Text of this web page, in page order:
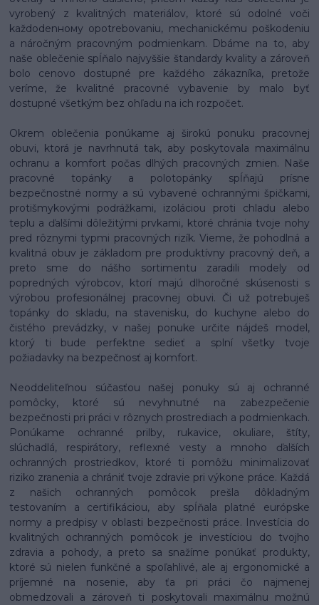
vyrobený z kvalitných materiálov, ktoré sú odolné voči
každodenному opotrebovaniu, mechanickému poškodeniu
a náročným pracovným podmienkam. Dbáme na to, aby
naše oblečenie spĺňalo najvyššie štandardy kvality a zároveň
bolo cenovo dostupné pre každého zákazníka, pretože
veríme, že kvalitné pracovné vybavenie by malo byť
dostupné všetkým bez ohľadu na ich rozpočet.
Okrem oblečenia ponúkame aj širokú ponuku pracovnej
obuvi, ktorá je navrhnutá tak, aby poskytovala maximálnu
ochranu a komfort počas dlhých pracovných zmien. Naše
pracovné topánky a polotopánky spĺňajú prísne
bezpečnostné normy a sú vybavené ochrannými špičkami,
protišmykovými podrážkami, izoláciou proti chladu alebo
teplu a ďalšími dôležitými prvkami, ktoré chránia tvoje nohy
pred rôznymi typmi pracovných rizík. Vieme, že pohodlná a
kvalitná obuv je základom pre produktívny pracovný deň, a
preto sme do nášho sortimentu zaradili modely od
popredných výrobcov, ktorí majú dlhoročné skúsenosti s
výrobou profesionálnej pracovnej obuvi. Či už potrebuješ
topánky do skladu, na stavenisku, do kuchyne alebo do
čistého prevádzky, v našej ponuke určite nájdeš model,
ktorý ti bude perfektne sedieť a splní všetky tvoje
požiadavky na bezpečnosť aj komfort.
Neoddeliteľnou súčasťou našej ponuky sú aj ochranné
pomôcky, ktoré sú nevyhnutné na zabezpečenie
bezpečnosti pri práci v rôznych prostrediach a podmienkach.
Ponúkame ochranné prilby, rukavice, okuliare, štíty,
slúchadlá, respirátory, reflexné vesty a mnoho ďalších
ochranných prostriedkov, ktoré ti pomôžu minimalizovať
riziko zranenia a chrániť tvoje zdravie pri výkone práce. Každá
z našich ochranných pomôcok prešla dôkladným
testovaním a certifikáciou, aby spĺňala platné európske
normy a predpisy v oblasti bezpečnosti práce. Investícia do
kvalitných ochranných pomôcok je investíciou do tvojho
zdravia a pohody, a preto sa snažíme ponúkať produkty,
ktoré sú nielen funkčné a spoľahlivé, ale aj ergonomické a
príjemné na nosenie, aby ťa pri práci čo najmenej
obmedzovali a zároveň ti poskytovali maximálnu možnú